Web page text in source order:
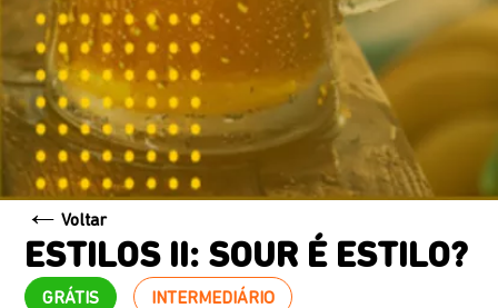
←Voltar
ESTILOS II: SOUR É ESTILO?
GRÁTIS INTERMEDIÁRIO